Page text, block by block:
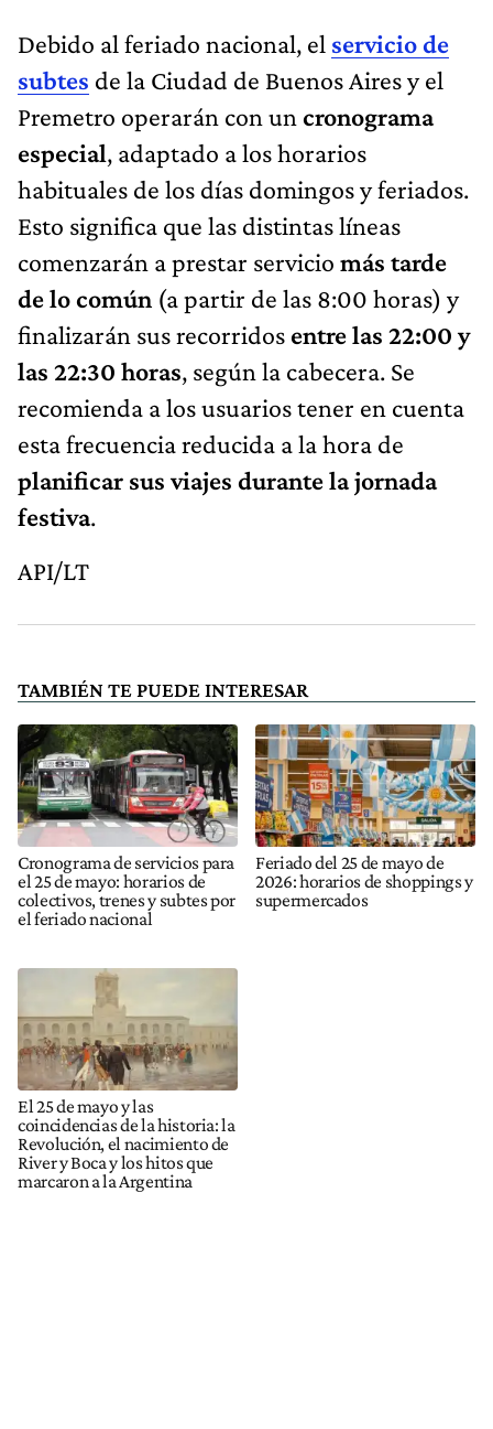
Debido al feriado nacional, el servicio de
subtes de la Ciudad de Buenos Aires y el
Premetro operarán con un cronograma
especial, adaptado a los horarios
habituales de los días domingos y feriados.
Esto significa que las distintas líneas
comenzarán a prestar servicio más tarde
de lo común (a partir de las 8:00 horas) y
finalizarán sus recorridos entre las 22:00 y
las 22:30 horas, según la cabecera. Se
recomienda a los usuarios tener en cuenta
esta frecuencia reducida a la hora de
planificar sus viajes durante la jornada
festiva.
API/LT
TAMBIÉN TE PUEDE INTERESAR
Cronograma de servicios para
el 25 de mayo: horarios de
colectivos, trenes y subtes por
el feriado nacional
Feriado del 25 de mayo de
2026: horarios de shoppings y
supermercados
El 25 de mayo y las
coincidencias de la historia: la
Revolución, el nacimiento de
River y Boca y los hitos que
marcaron a la Argentina